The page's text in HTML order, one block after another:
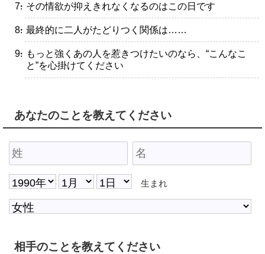
・その情欲が抑えきれなくなるのはこの日です
・最終的に二人がたどりつく関係は……
・もっと強くあの人を惹きつけたいのなら、“こんなこ
と”を心掛けてください
あなたのことを教えてください
生まれ
相手のことを教えてください